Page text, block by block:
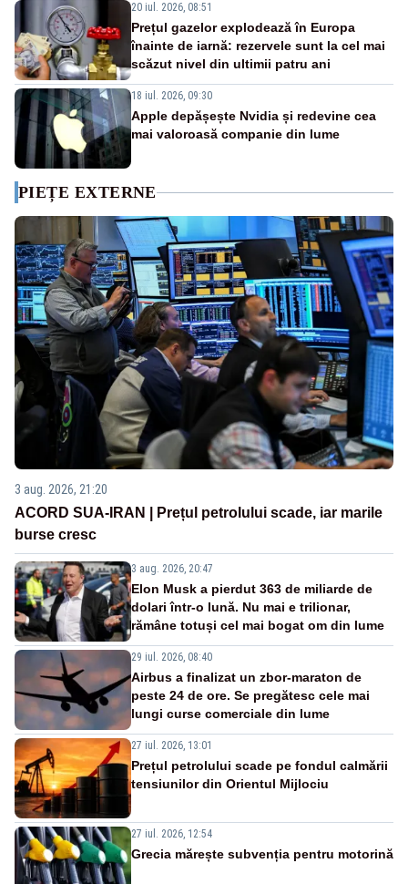
20 iul. 2026, 08:51
Prețul gazelor explodează în Europa
înainte de iarnă: rezervele sunt la cel mai
scăzut nivel din ultimii patru ani
18 iul. 2026, 09:30
Apple depășește Nvidia și redevine cea
mai valoroasă companie din lume
PIEȚE EXTERNE
3 aug. 2026, 21:20
ACORD SUA-IRAN | Prețul petrolului scade, iar marile
burse cresc
3 aug. 2026, 20:47
Elon Musk a pierdut 363 de miliarde de
dolari într-o lună. Nu mai e trilionar,
rămâne totuși cel mai bogat om din lume
29 iul. 2026, 08:40
Airbus a finalizat un zbor-maraton de
peste 24 de ore. Se pregătesc cele mai
lungi curse comerciale din lume
27 iul. 2026, 13:01
Prețul petrolului scade pe fondul calmării
tensiunilor din Orientul Mijlociu
27 iul. 2026, 12:54
Grecia mărește subvenția pentru motorină